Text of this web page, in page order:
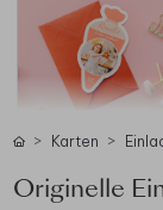
Karten
Originelle